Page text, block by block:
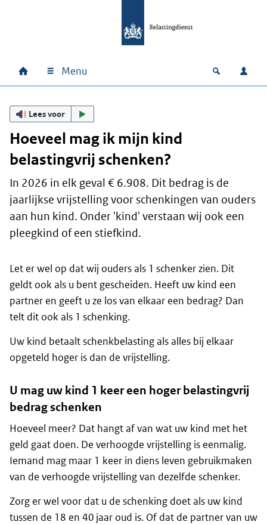
Hoofdnavigatie
Home Menu Open
Lees voor
Hoeveel mag ik mijn kind
belastingvrij schenken?
In 2026 in elk geval € 6.908. Dit bedrag is de
jaarlijkse vrijstelling voor schenkingen van ouders
aan hun kind. Onder 'kind' verstaan wij ook een
pleegkind of een stiefkind.
Let er wel op dat wij ouders als 1 schenker zien. Dit
geldt ook als u bent gescheiden. Heeft uw kind een
partner en geeft u ze los van elkaar een bedrag? Dan
telt dit ook als 1 schenking.
Uw kind betaalt schenkbelasting als alles bij elkaar
opgeteld hoger is dan de vrijstelling.
U mag uw kind 1 keer een hoger belastingvrij
bedrag schenken
Hoeveel meer? Dat hangt af van wat uw kind met het
geld gaat doen. De verhoogde vrijstelling is eenmalig.
Iemand mag maar 1 keer in diens leven gebruikmaken
van de verhoogde vrijstelling van dezelfde schenker.
Zorg er wel voor dat u de schenking doet als uw kind
tussen de 18 en 40 jaar oud is. Of dat de partner van uw